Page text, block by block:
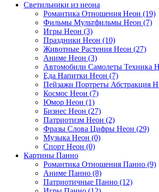
Светильники из неона
Романтика Отношения Неон (19)
Фильмы Мультфильмы Неон (7)
Игры Неон (3)
Праздники Неон (10)
Животные Растения Неон (27)
Аниме Неон (3)
Автомобили Самолеты Техника
Еда Напитки Неон (7)
Пейзажи Портреты Абстракция
Космос Неон (7)
Юмор Неон (1)
Бизнес Неон (27)
Патриотизм Неон (2)
Фразы Слова Цифры Неон (29)
Музыка Неон (0)
Спорт Неон (0)
Картины Панно
Романтика Отношения Панно (9)
Аниме Панно (8)
Патриотичные Панно (12)